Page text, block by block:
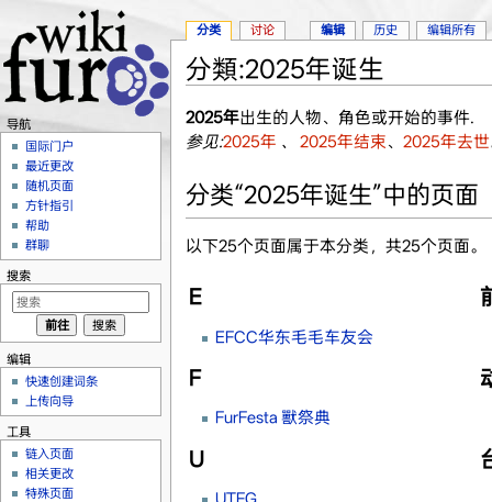
分類:2025年诞生
2025年出生的人物、角色或开始的事件.
参见:2025年 、 2025年结束、 2025年去世
分类“2025年诞生”中的页面
以下25个页面属于本分类，共25个页面。
E
EFCC华东毛毛车友会
F
FurFesta 獸祭典
U
分类 讨论 编辑 历史 编辑所有
导航
国际门户
最近更改
随机页面
方针指引
帮助
群聊
搜索
编辑
快速创建词条
上传向导
工具
链入页面
相关更改
特殊页面